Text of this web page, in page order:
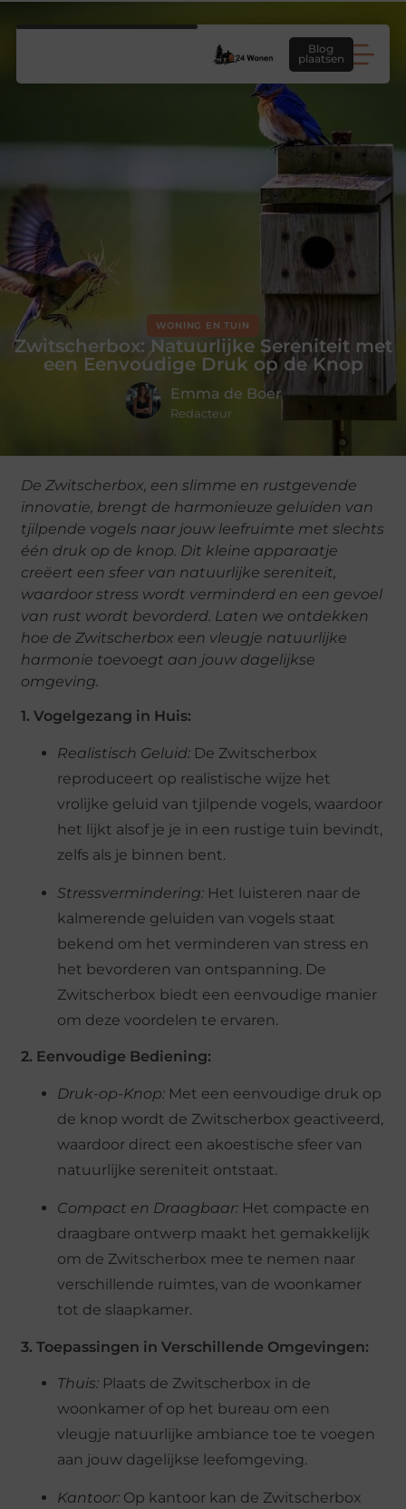
Blog
plaatsen
WONING EN TUIN
Zwitscherbox: Natuurlijke Sereniteit met
een Eenvoudige Druk op de Knop
Emma de Boer
Redacteur
De Zwitscherbox, een slimme en rustgevende
innovatie, brengt de harmonieuze geluiden van
tjilpende vogels naar jouw leefruimte met slechts
één druk op de knop. Dit kleine apparaatje
creëert een sfeer van natuurlijke sereniteit,
waardoor stress wordt verminderd en een gevoel
van rust wordt bevorderd. Laten we ontdekken
hoe de Zwitscherbox een vleugje natuurlijke
harmonie toevoegt aan jouw dagelijkse
omgeving.
1. Vogelgezang in Huis:
Realistisch Geluid: De Zwitscherbox
reproduceert op realistische wijze het
vrolijke geluid van tjilpende vogels, waardoor
het lijkt alsof je je in een rustige tuin bevindt,
zelfs als je binnen bent.
Stressvermindering: Het luisteren naar de
kalmerende geluiden van vogels staat
bekend om het verminderen van stress en
het bevorderen van ontspanning. De
Zwitscherbox biedt een eenvoudige manier
om deze voordelen te ervaren.
2. Eenvoudige Bediening:
Druk-op-Knop: Met een eenvoudige druk op
de knop wordt de Zwitscherbox geactiveerd,
waardoor direct een akoestische sfeer van
natuurlijke sereniteit ontstaat.
Compact en Draagbaar: Het compacte en
draagbare ontwerp maakt het gemakkelijk
om de Zwitscherbox mee te nemen naar
verschillende ruimtes, van de woonkamer
tot de slaapkamer.
3. Toepassingen in Verschillende Omgevingen:
Thuis: Plaats de Zwitscherbox in de
woonkamer of op het bureau om een
vleugje natuurlijke ambiance toe te voegen
aan jouw dagelijkse leefomgeving.
Kantoor: Op kantoor kan de Zwitscherbox